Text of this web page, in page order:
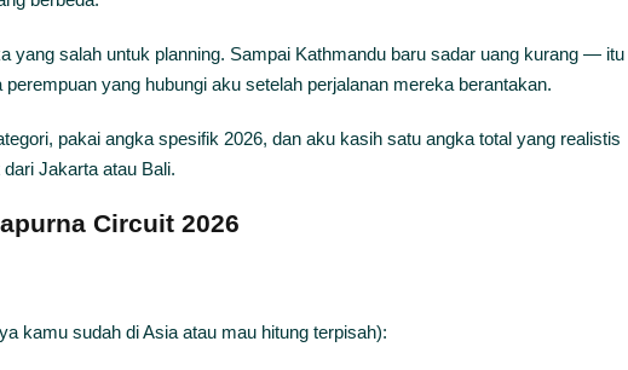
yang salah untuk planning. Sampai Kathmandu baru sadar uang kurang — itu
yang hubungi aku setelah perjalanan mereka berantakan.
pakai angka spesifik 2026, dan aku kasih satu angka total yang realistis
Jakarta atau Bali.
Circuit 2026
kamu sudah di Asia atau mau hitung terpisah):